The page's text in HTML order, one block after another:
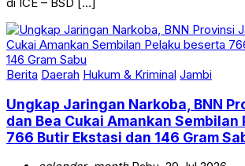
Berita Daerah Hukum & Kriminal Jambi
Ungkap Jaringan Narkoba, BNN
dan Bea Cukai Amankan
766 Butir Ekstasi dan 146 Gram